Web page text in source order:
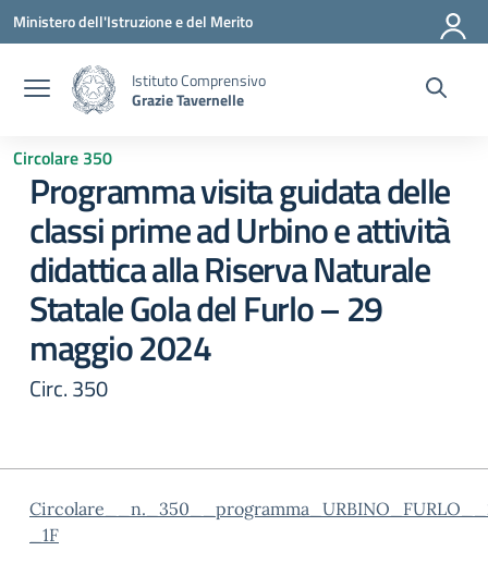
Vai ai contenuti
Vai al menu di navigazione
Vai al footer
Ministero dell'Istruzione e del Merito
Istituto Comprensivo
Grazie Tavernelle
Circolare 350
Programma visita guidata delle
classi prime ad Urbino e attività
didattica alla Riserva Naturale
Statale Gola del Furlo – 29
maggio 2024
Circ. 350
_1F